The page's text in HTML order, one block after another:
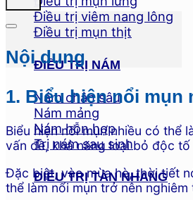
Điều trị viêm nang lông
Điều trị mụn thịt
ĐIỀU TRỊ NÁM
Nám chân sâu
Nám mảng
Nám hỗn hợp
Trị nám sau sinh
ĐIỀU TRỊ TÀN NHANG
Nội dung
1. Biểu hiện nổi mụn
Biểu hiện nổi mụn nhiều có
vấn đề, khả năng loại bỏ độc
Đặc biệt, vào mùa hè, thời tiết
thể làm nổi mụn trở nên